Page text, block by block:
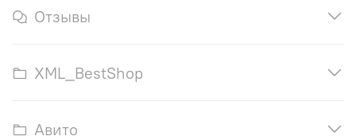
Отзывы
XML_BestShop
Авито